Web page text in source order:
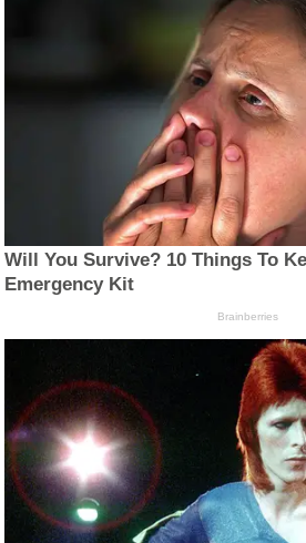
Will You Survive? 10 Things To
Emergency Kit
Brainberries